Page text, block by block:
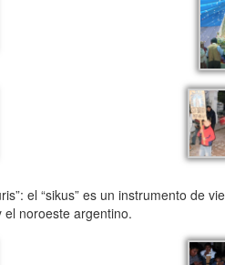
el “sikus” es un instrumento de
noroeste argentino.